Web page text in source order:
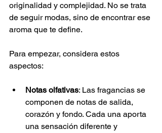
originalidad y complejidad. No se trata
de seguir modas, sino de encontrar ese
aroma que te define.
Para empezar, considera estos
aspectos:
Notas olfativas: Las fragancias se
componen de notas de salida,
corazón y fondo. Cada una aporta
una sensación diferente y